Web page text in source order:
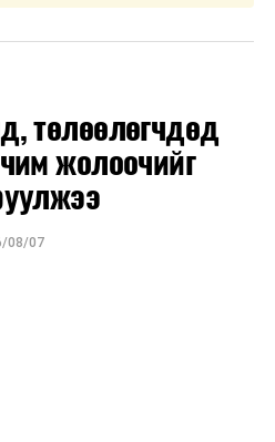
чадалтай бөгөөд хог
сан, хяналтын
бууруулахаас гадна
экосистемийг хамгаалах,
ариун цэвэр, эрүүл ахуй,
дээшлүүлэхэд чухал ач
төлөөлөгчдөд
жолоочийг
08/07